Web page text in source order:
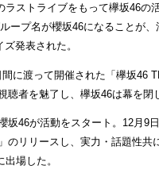
ラストライブをもって欅坂46の
ープ名が櫻坂46になることが
発表された。
に渡って開催された「欅坂46
聴者を魅了し、欅坂46は幕を閉
坂46が活動をスタート。12月9
のリリースし、実力・話題性共
場した。